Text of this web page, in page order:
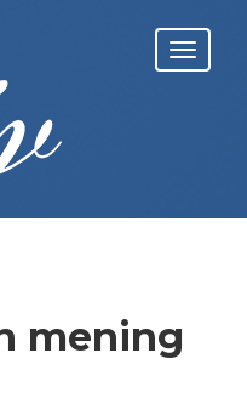
mening